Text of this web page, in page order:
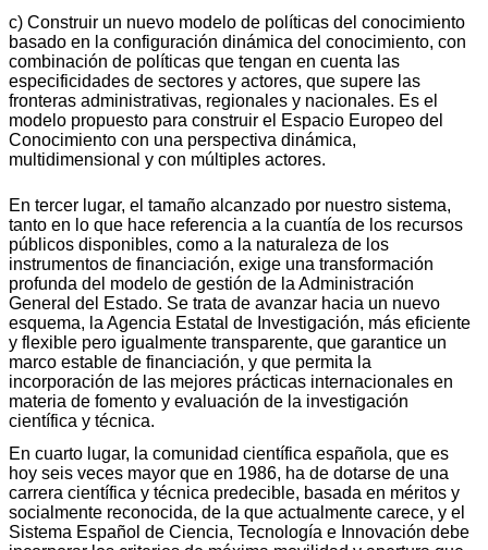
c) Construir un nuevo modelo de políticas del conocimiento
basado en la configuración dinámica del conocimiento, con
combinación de políticas que tengan en cuenta las
especificidades de sectores y actores, que supere las
fronteras administrativas, regionales y nacionales. Es el
modelo propuesto para construir el Espacio Europeo del
Conocimiento con una perspectiva dinámica,
multidimensional y con múltiples actores.
En tercer lugar, el tamaño alcanzado por nuestro sistema,
tanto en lo que hace referencia a la cuantía de los recursos
públicos disponibles, como a la naturaleza de los
instrumentos de financiación, exige una transformación
profunda del modelo de gestión de la Administración
General del Estado. Se trata de avanzar hacia un nuevo
esquema, la Agencia Estatal de Investigación, más eficiente
y flexible pero igualmente transparente, que garantice un
marco estable de financiación, y que permita la
incorporación de las mejores prácticas internacionales en
materia de fomento y evaluación de la investigación
científica y técnica.
En cuarto lugar, la comunidad científica española, que es
hoy seis veces mayor que en 1986, ha de dotarse de una
carrera científica y técnica predecible, basada en méritos y
socialmente reconocida, de la que actualmente carece, y el
Sistema Español de Ciencia, Tecnología e Innovación debe